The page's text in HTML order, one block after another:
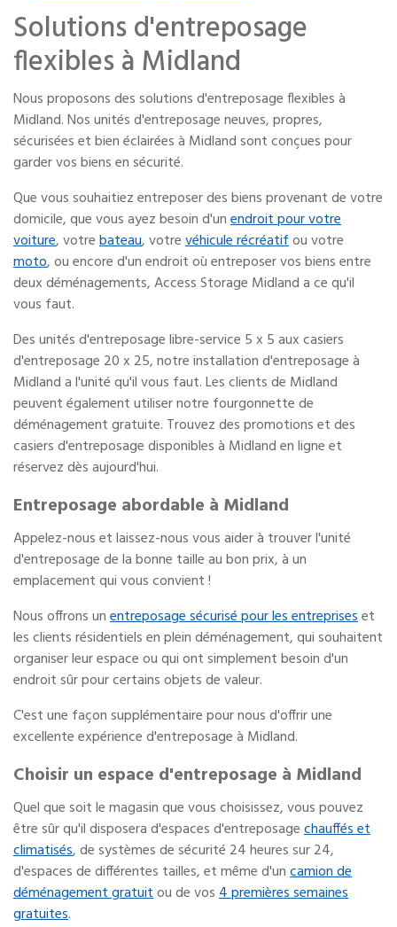
Solutions d'entreposage
flexibles à Midland
Nous proposons des solutions d'entreposage flexibles à
Midland. Nos unités d'entreposage neuves, propres,
sécurisées et bien éclairées à Midland sont conçues pour
garder vos biens en sécurité.
Que vous souhaitiez entreposer des biens provenant de votre
domicile, que vous ayez besoin d'unendroit pour votre
voiture, votrebateau, votrevéhicule récréatifou votre
moto, ou encore d'un endroit où entreposer vos biens entre
deux déménagements, Access Storage Midland a ce qu'il
vous faut.
Des unités d'entreposage libre-service 5 x 5 aux casiers
d'entreposage 20 x 25, notre installation d'entreposage à
Midland a l'unité qu'il vous faut. Les clients de Midland
peuvent également utiliser notre fourgonnette de
déménagement gratuite. Trouvez des promotions et des
casiers d'entreposage disponibles à Midland en ligne et
réservez dès aujourd'hui.
Entreposage abordable à Midland
Appelez-nous et laissez-nous vous aider à trouver l'unité
d'entreposage de la bonne taille au bon prix, à un
emplacement qui vous convient !
Nous offrons unentreposage sécurisé pour les entrepriseset
les clients résidentiels en plein déménagement, qui souhaitent
organiser leur espace ou qui ont simplement besoin d'un
endroit sûr pour certains objets de valeur.
C'est une façon supplémentaire pour nous d'offrir une
excellente expérience d'entreposage à Midland.
Choisir un espace d'entreposage à Midland
Quel que soit le magasin que vous choisissez, vous pouvez
être sûr qu'il disposera d'espaces d'entreposagechauffés et
climatisés, de systèmes de sécurité 24 heures sur 24,
d'espaces de différentes tailles, et même d'uncamion de
déménagement gratuitou de vos4 premières semaines
gratuites.